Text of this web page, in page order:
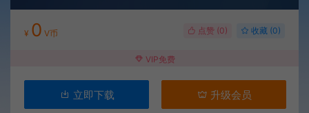
¥ 0 V币 点赞 (0) 收藏 (0)
VIP免费
立即下载 升级会员